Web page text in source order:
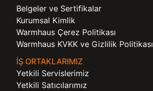
Belgeler ve Sertifikalar
Kurumsal Kimlik
Warmhaus Çerez Politikası
Warmhaus KVKK ve Gizlilik Politikası
İŞ ORTAKLARIMIZ
Yetkili Servislerimiz
Yetkili Satıcılarımız